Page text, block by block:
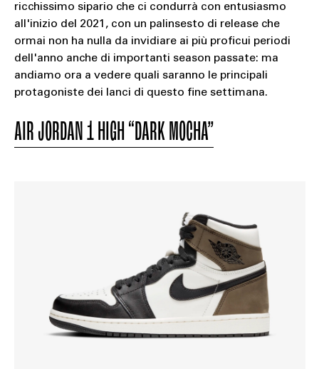
ricchissimo sipario che ci condurrà con entusiasmo
all'inizio del 2021, con un palinsesto di release che
ormai non ha nulla da invidiare ai più proficui periodi
dell'anno anche di importanti season passate: ma
andiamo ora a vedere quali saranno le principali
protagoniste dei lanci di questo fine settimana.
AIR JORDAN 1 HIGH “DARK MOCHA”